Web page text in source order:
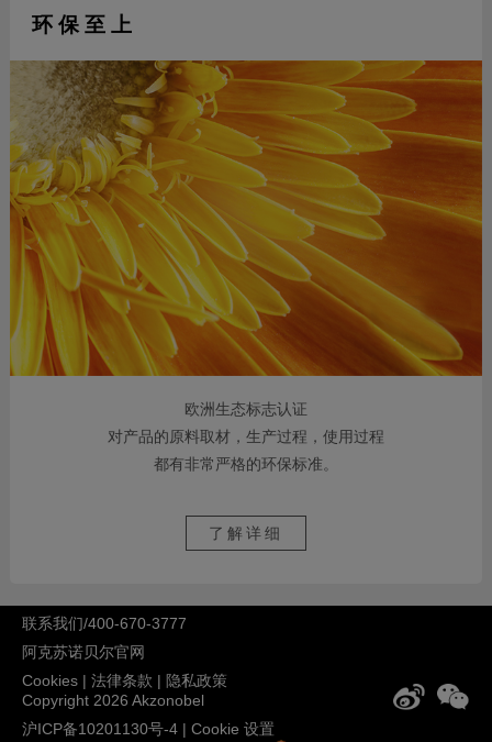
环 保 至 上
欧洲生态标志认证
对产品的原料取材，生产过程，使用过程
都有非常严格的环保标准。
了解详细
联系我们/400-670-3777
阿克苏诺贝尔官网
Cookies | 法律条款 | 隐私政策
Copyright 2026 Akzonobel
沪ICP备10201130号-4 | Cookie 设置